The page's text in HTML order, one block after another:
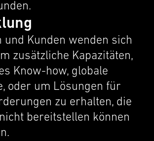
und Kunden wenden sich
zusät­zliche Kapaz­itäten,
Know-how, globale
oder um Lösun­gen für
zu erhal­ten, die
bereit­stellen können